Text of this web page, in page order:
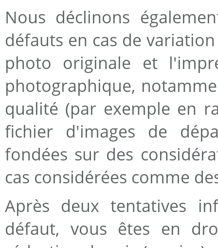
Nous déclinons
défauts en cas de
photo originale et
photographique,
qualité (par exemple en
fichier d'images de
fondées sur des
cas considérées comme
Après deux tentatives
défaut, vous êtes en